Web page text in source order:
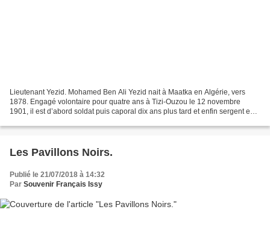
Lieutenant Yezid. Mohamed Ben Ali Yezid nait à Maatka en Algérie, vers
1878. Engagé volontaire pour quatre ans à Tizi-Ouzou le 12 novembre
1901, il est d’abord soldat puis caporal dix ans plus tard et enfin sergent en
Les Pavillons Noirs.
Publié le 21/07/2018 à 14:32
Par Souvenir Français Issy